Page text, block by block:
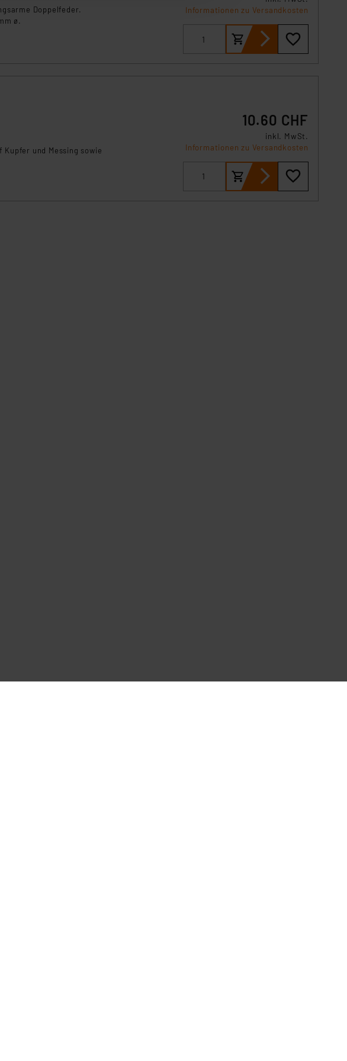
dieses Banner erneut angezeigt wird.
Einwilligung zur Einbindung von Cookies
USA gemäß Art. 49 (1) lit. a DSGVO.
dass US-Behörden personenbezogene
für Europäer bestehen.
insbesondere der Art der übermittelten
Doppelfeder.
ø.
Informationen zu Versandkosten
und Messing sowie
10.60 CHF
inkl. MwSt.
Informationen zu Versandkosten